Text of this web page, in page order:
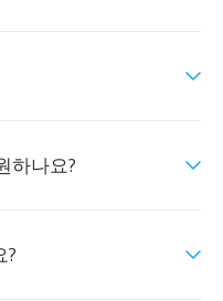
하나요?
?